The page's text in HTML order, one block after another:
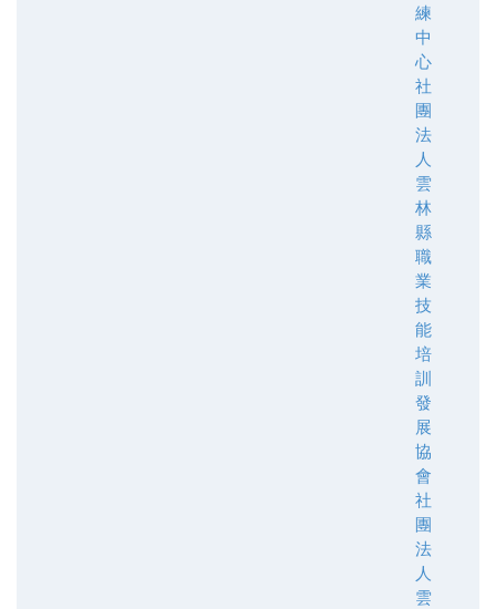
練
中
心
社
團
法
人
雲
林
縣
職
業
技
能
培
訓
發
展
協
會
社
團
法
人
雲